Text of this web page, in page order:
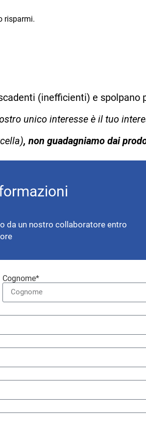
risparmi.
(inefficienti) e
unico interesse è il tuo
, non guadagniamo dai
da un nostro collaboratore entro
Cognome*